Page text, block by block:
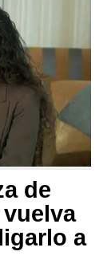
de
a